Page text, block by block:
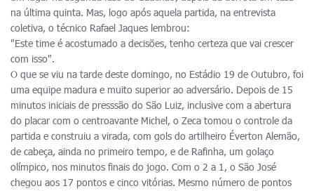
na última quinta. Mas, logo após aquela partida, na entrevista
coletiva, o técnico Rafael Jaques lembrou:
"Este time é acostumado a decisões, tenho certeza que vai crescer
com isso".
O que se viu na tarde deste domingo, no Estádio 19 de Outubro, foi
uma equipe madura e muito superior ao adversário. Depois de 15
minutos iniciais de presssão do São Luiz, inclusive com a abertura
do placar com o centroavante Michel, o Zeca tomou o controle da
partida e construiu a virada, com gols do artilheiro Éverton Alemão,
de cabeça, ainda no primeiro tempo, e de Rafinha, um golaço
olímpico, nos minutos finais do jogo. Com o 2 a 1, o São José
chegou aos 17 pontos e cinco vitórias. Mesmo número de pontos